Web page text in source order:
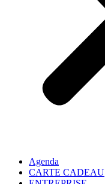
Agenda
CARTE CADEAU